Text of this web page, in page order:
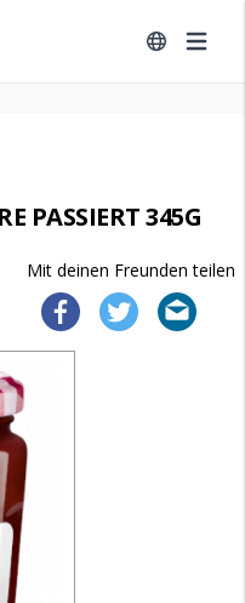
PASSIERT 345G
Mit deinen Freunden teilen